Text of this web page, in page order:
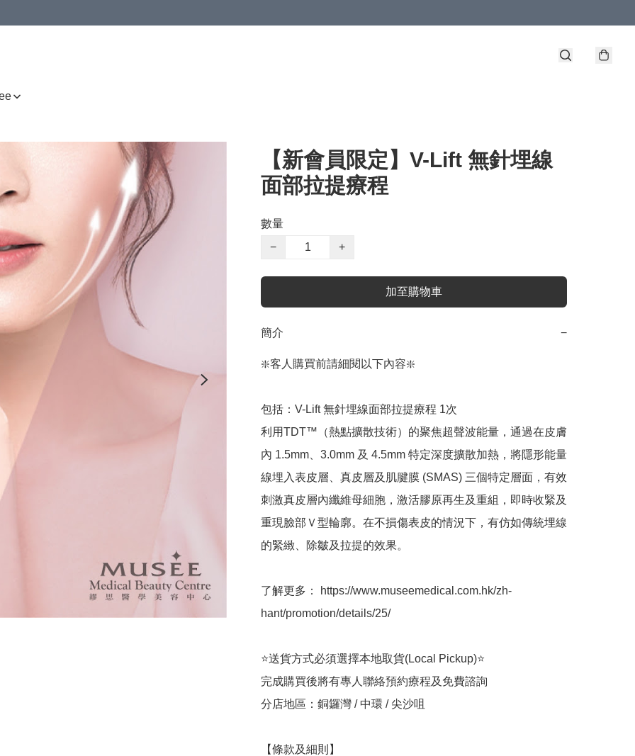
【新會員限定】V-Lift 無針埋線
面部拉提療程
數量
−
+
加至購物車
簡介 −
❇️客人購買前請細閱以下內容❇️
包括：V-Lift 無針埋線面部拉提療程 1次
利用TDT™（熱點擴散技術）的聚焦超聲波能量，通過在皮膚
內 1.5mm、3.0mm 及 4.5mm 特定深度擴散加熱，將隱形能量
線埋入表皮層、真皮層及肌腱膜 (SMAS) 三個特定層面，有效
刺激真皮層內纖維母細胞，激活膠原再生及重組，即時收緊及
重現臉部Ｖ型輪廓。在不損傷表皮的情況下，有仿如傳統埋線
的緊緻、除皺及拉提的效果。
了解更多： https://www.museemedical.com.hk/zh-
hant/promotion/details/25/
⭐送貨方式必須選擇本地取貨(Local Pickup)⭐
完成購買後將有專人聯絡預約療程及免費諮詢
分店地區：銅鑼灣 / 中環 / 尖沙咀
【條款及細則】